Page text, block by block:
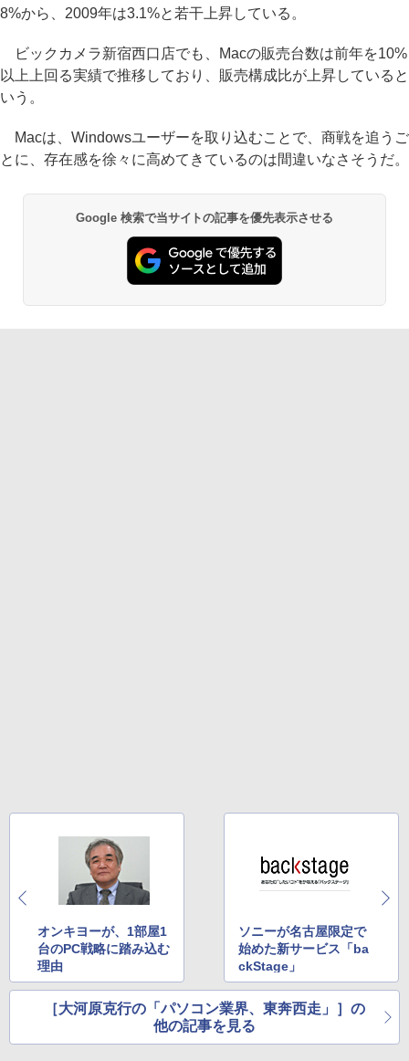
8%から、2009年は3.1%と若干上昇している。
ビックカメラ新宿西口店でも、Macの販売台数は前年を10%
以上上回る実績で推移しており、販売構成比が上昇していると
いう。
Macは、Windowsユーザーを取り込むことで、商戦を追うご
とに、存在感を徐々に高めてきているのは間違いなさそうだ。
Google 検索で当サイトの記事を優先表示させる
オンキヨーが、1部屋1
台のPC戦略に踏み込む
理由
ソニーが名古屋限定で
始めた新サービス「ba
ckStage」
［大河原克行の「パソコン業界、東奔西走」］の
他の記事を見る